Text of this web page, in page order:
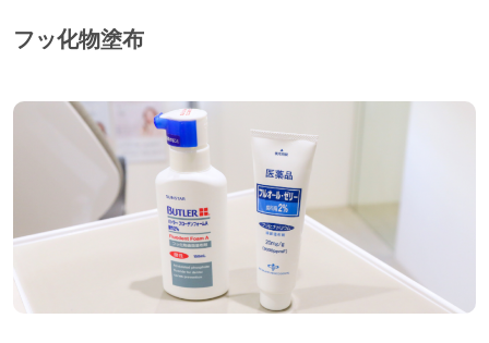
フッ化物塗布